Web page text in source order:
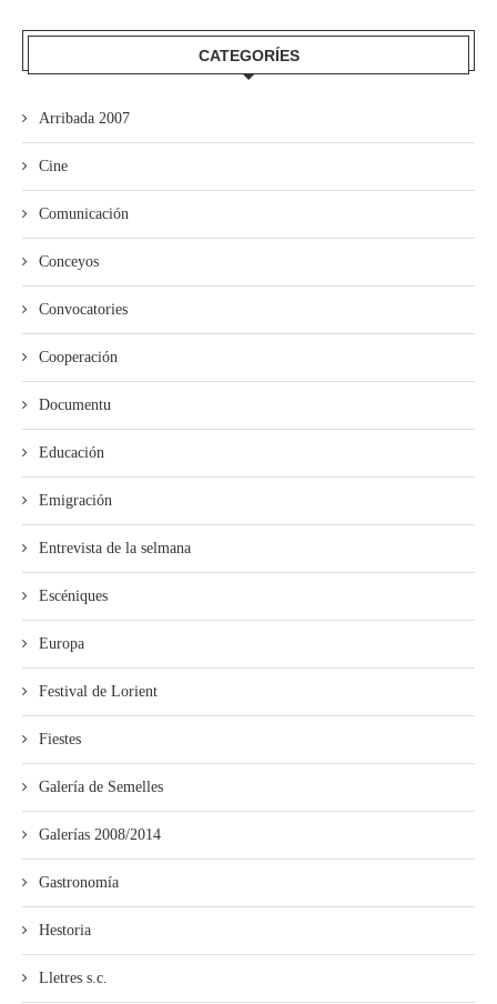
CATEGORÍES
Arribada 2007
Cine
Comunicación
Conceyos
Convocatories
Cooperación
Documentu
Educación
Emigración
Entrevista de la selmana
Escéniques
Europa
Festival de Lorient
Fiestes
Galería de Semelles
Galerías 2008/2014
Gastronomía
Hestoria
Lletres s.c.